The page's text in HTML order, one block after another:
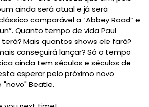
ainda será atual e já será
comparável a “Abbey Road” e
Quanto tempo de vida Paul
Mais quantos shows ele fará?
conseguirá lançar? Só o tempo
ainda tem séculos e séculos de
esperar pelo próximo novo
Beatle.